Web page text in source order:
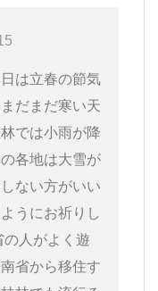
は立春の節気
だまだ寒い天
では小雨が降
各地は大雪が
ない方がいい
うにお祈りし
の人がよく遊
省から移住す